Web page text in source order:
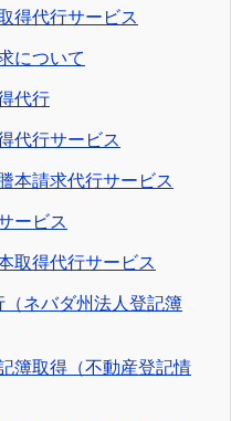
得代行サービス
について
代行
代行サービス
本請求代行サービス
ービス
取得代行サービス
ネバダ州法人登記簿
簿取得（不動産登記情